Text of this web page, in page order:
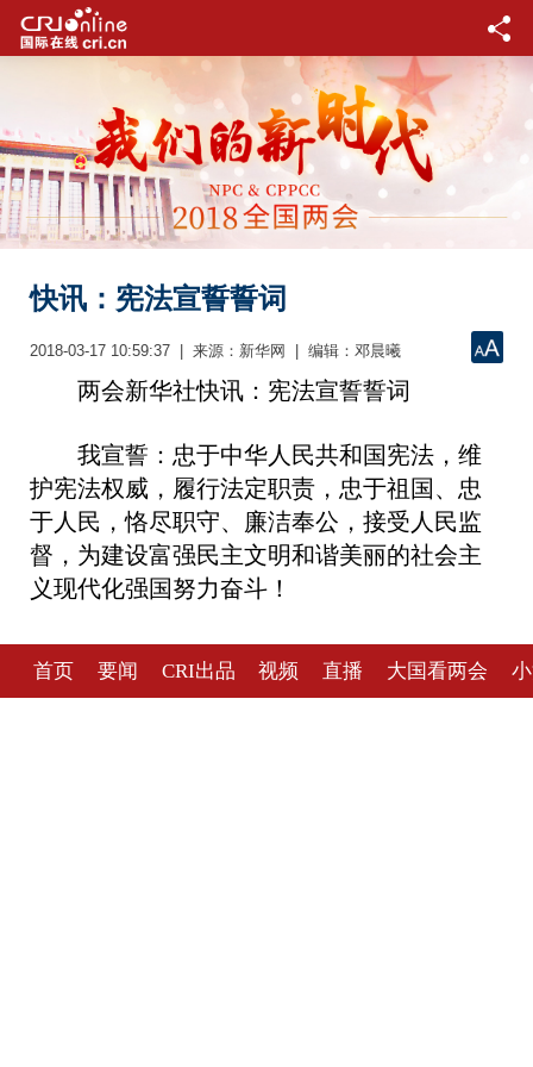
快讯：宪法宣誓誓词
2018-03-17 10:59:37 | 来源：新华网 | 编辑：邓晨曦
两会新华社快讯：宪法宣誓誓词
我宣誓：忠于中华人民共和国宪法，维
护宪法权威，履行法定职责，忠于祖国、忠
于人民，恪尽职守、廉洁奉公，接受人民监
督，为建设富强民主文明和谐美丽的社会主
义现代化强国努力奋斗！
首页 要闻 CRI出品 视频 直播 大国看两会